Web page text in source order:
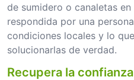
de sumidero o canaletas
respondida por una
condiciones locales y lo
solucionarlas de verdad.
Recupera la